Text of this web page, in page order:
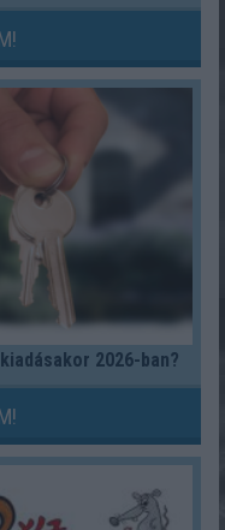
2026-ban?